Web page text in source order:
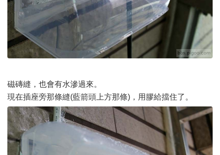
磁磚縫，也會有水滲過來。
現在插座旁那條縫(藍箭頭上方那條)，用膠給擋住了。